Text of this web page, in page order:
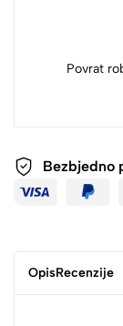
Povrat
Bezbjedno
OpisRecenzije